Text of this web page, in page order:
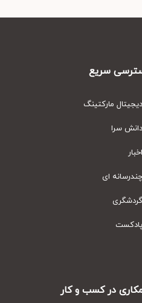
سریع
مارکتینگ
سرا
ای
در کسب و کار